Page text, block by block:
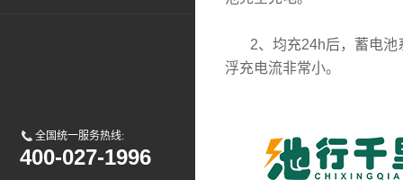
全国统一服务热线:
400-027-1996
2、均充24h后，蓄电池
浮充电流非常小。